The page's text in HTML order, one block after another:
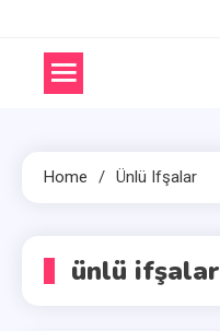
Home Ünlü Ifşalar
ünlü ifşalar